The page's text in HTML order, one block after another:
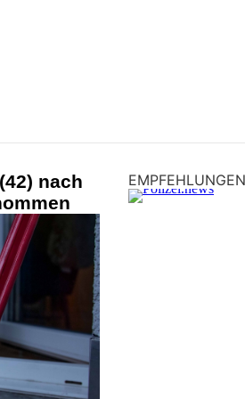
nach
EMPFEHLUNGEN